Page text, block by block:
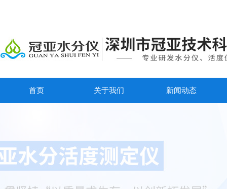
首页 关于我们 新闻动态